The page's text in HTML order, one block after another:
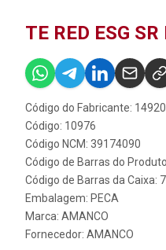
TE RED ESG
Código do Fabricante: 14920
Código: 10976
Código NCM: 39174090
Código de Barras do
Código de Barras da Caixa:
Embalagem: PECA
Marca: AMANCO
Fornecedor: AMANCO